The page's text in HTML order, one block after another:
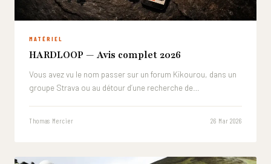
MATÉRIEL
HARDLOOP — Avis complet 2026
Vous avez vu le nom passer sur un forum Kikourou, dans un
groupe Strava ou au détour d’une recherche de…
Thomas Mercier 26 Mar 2026